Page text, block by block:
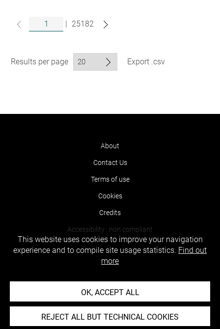
| 25182
Results per page Export .csv
About
Contact Us
Terms of use
Cookies
Credits
Accessibility : non compliant
This website uses cookies to improve your navigation
experience and to compile site usage statistics. Find out
more
OK, ACCEPT ALL
REJECT ALL BUT TECHNICAL COOKIES